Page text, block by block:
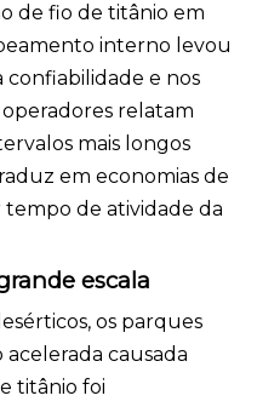
de fio de titânio em
interno levou
confiabilidade e nos
relatam
mais longos
em economias de
tempo de atividade da
escala
os parques
causada
titânio foi